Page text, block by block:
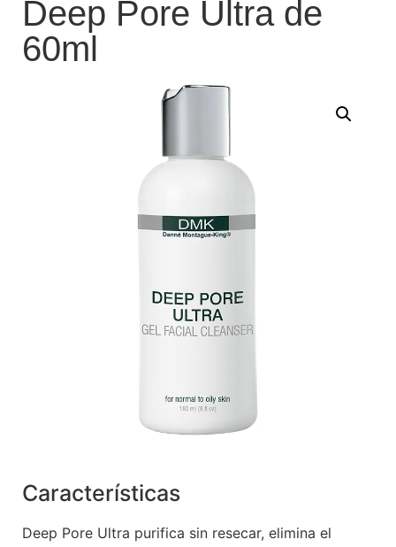
Deep Pore Ultra de
60ml
Características
Deep Pore Ultra purifica sin resecar, elimina el